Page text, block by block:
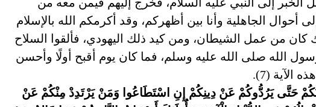
أحوال الجاهلية وأنا بين أظهركم، وقد أكرمكم الله بالإسلام
من عمل الشيطان، ومن كيد ذلك اليهودي، فألقوا السلاح
الله صلى الله عليه وسلم، فما كان يوم أقبح أولًا وأحسن
الآية (7).
حَتَّى يَرُدُّوكُمْ عَنْ دِينِكُمْ إِنِ اسْتَطَاعُوا وَمَنْ يَرْتَدِدْ مِنْكُمْ عَنْ